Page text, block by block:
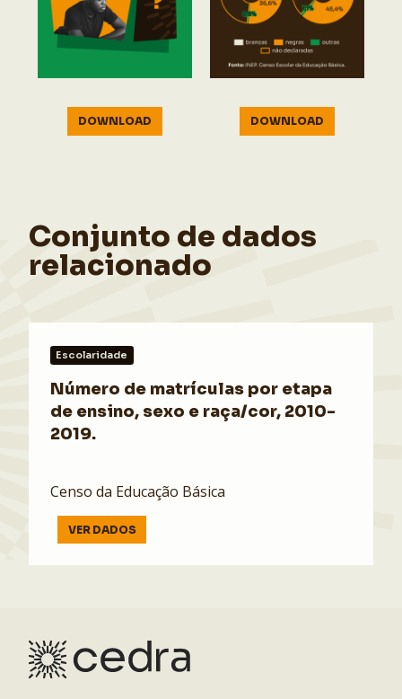
DOWNLOAD DOWNLOAD
Conjunto de dados
relacionado
Escolaridade
Número de matrículas por etapa
de ensino, sexo e raça/cor, 2010-
2019.
Censo da Educação Básica
VER DADOS